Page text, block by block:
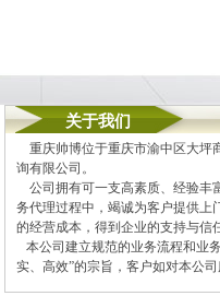
关于我们
重庆帅博位于重庆市渝中区大坪
询有限公司。
公司拥有可一支高素质、经验丰
务代理过程中，竭诚为客户提供上
的经营成本，得到企业的支持与信
本公司建立规范的业务流程和业
实、高效”的宗旨，客户如对本公